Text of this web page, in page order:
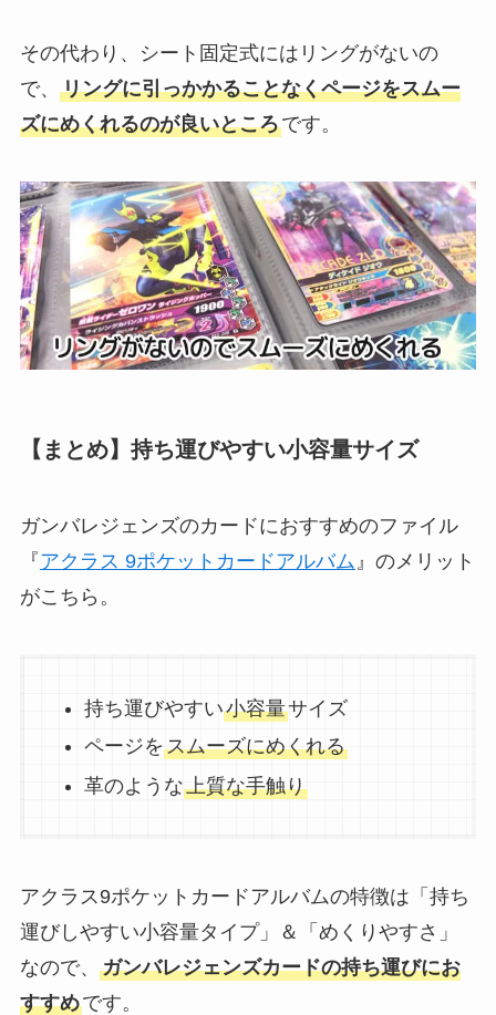
その代わり、シート固定式にはリングがないの
で、 リングに引っかかることなくページをスムー
ズにめくれるのが良いところです。
【まとめ】持ち運びやすい小容量サイズ
ガンバレジェンズのカードにおすすめのファイル
『アクラス 9ポケットカードアルバム』のメリット
がこちら。
持ち運びやすい小容量サイズ
ページをスムーズにめくれる
革のような上質な手触り
アクラス9ポケットカードアルバムの特徴は「持ち
運びしやすい小容量タイプ」＆「めくりやすさ」
なので、 ガンバレジェンズカードの持ち運びにお
すすめです。